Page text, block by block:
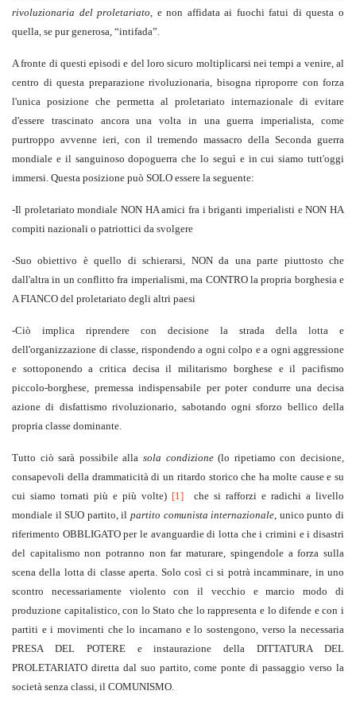
rivoluzionaria del proletariato, e non affidata ai fuochi fatui di questa o
quella, se pur generosa, “intifada”.
A fronte di questi episodi e del loro sicuro moltiplicarsi nei tempi a venire, al
centro di questa preparazione rivoluzionaria, bisogna riproporre con forza
l'unica posizione che permetta al proletariato internazionale di evitare
d'essere trascinato ancora una volta in una guerra imperialista, come
purtroppo avvenne ieri, con il tremendo massacro della Seconda guerra
mondiale e il sanguinoso dopoguerra che lo seguì e in cui siamo tutt'oggi
immersi. Questa posizione può SOLO essere la seguente:
-Il proletariato mondiale NON HA amici fra i briganti imperialisti e NON HA
compiti nazionali o patriottici da svolgere
-Suo obiettivo è quello di schierarsi, NON da una parte piuttosto che
dall'altra in un conflitto fra imperialismi, ma CONTRO la propria borghesia e
A FIANCO del proletariato degli altri paesi
-Ciò implica riprendere con decisione la strada della lotta e
dell'organizzazione di classe, rispondendo a ogni colpo e a ogni aggressione
e sottoponendo a critica decisa il militarismo borghese e il pacifismo
piccolo-borghese, premessa indispensabile per poter condurre una decisa
azione di disfattismo rivoluzionario, sabotando ogni sforzo bellico della
propria classe dominante.
Tutto ciò sarà possibile alla sola condizione(lo ripetiamo con decisione,
consapevoli della drammaticità di un ritardo storico che ha molte cause e su
cui siamo tornati più e più volte) [1] che si rafforzi e radichi a livello
mondiale il SUO partito, il partito comunista internazionale, unico punto di
riferimento OBBLIGATO per le avanguardie di lotta che i crimini e i disastri
del capitalismo non potranno non far maturare, spingendole a forza sulla
scena della lotta di classe aperta. Solo così ci si potrà incamminare, in uno
scontro necessariamente violento con il vecchio e marcio modo di
produzione capitalistico, con lo Stato che lo rappresenta e lo difende e con i
partiti e i movimenti che lo incarnano e lo sostengono, verso la necessaria
PRESA DEL POTERE e instaurazione della DITTATURA DEL
PROLETARIATO diretta dal suo partito, come ponte di passaggio verso la
società senza classi, il COMUNISMO.